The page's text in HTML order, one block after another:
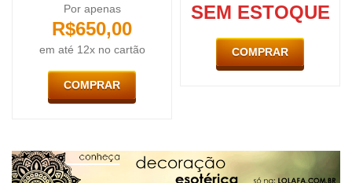
Por apenas
R$650,00
em até 12x no cartão
COMPRAR
SEM ESTOQUE
COMPRAR